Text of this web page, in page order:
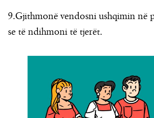
9.Gjithmonë vendosni ushqimin në
se të ndihmoni të tjerët.